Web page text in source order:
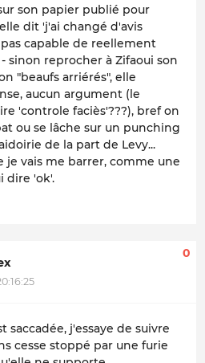
son papier publié pour
dit 'j'ai changé d'avis
capable de reellement
sinon reprocher à Zifaoui son
"beaufs arriérés", elle
aucun argument (le
'controle faciès'???), bref on
ou se lâche sur un punching
de la part de Levy...
je vais me barrer, comme une
dire 'ok'.
0
saccadée, j'essaye de suivre
cesse stoppé par une furie